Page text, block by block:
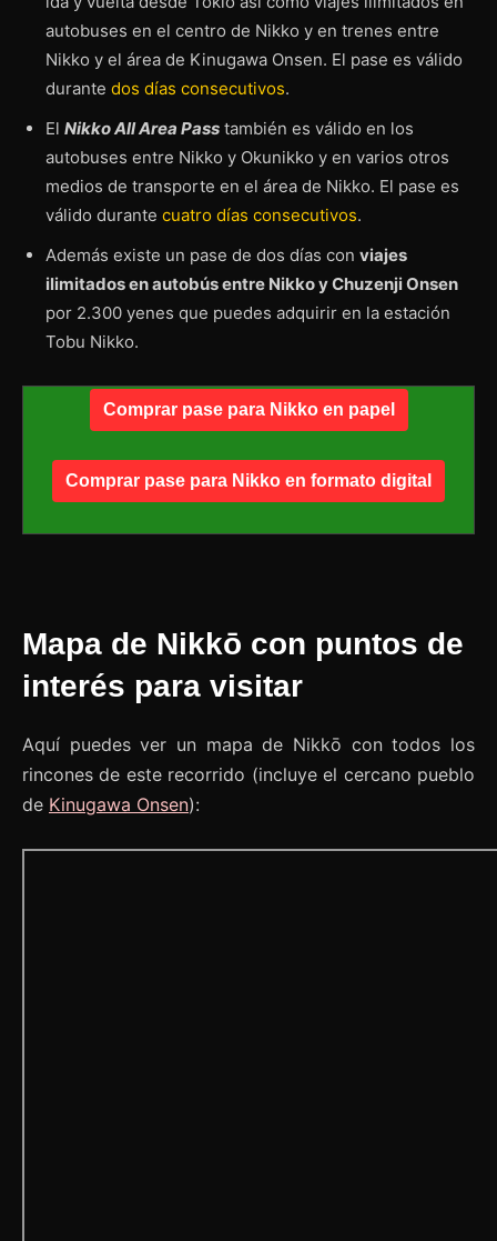
autobuses en el centro de Nikko y en trenes entre
Nikko y el área de Kinugawa Onsen. El pase es válido
durante dos días consecutivos.
El Nikko All Area Pass también es válido en los
autobuses entre Nikko y Okunikko y en varios otros
medios de transporte en el área de Nikko. El pase es
válido durante cuatro días consecutivos.
Además existe un pase de dos días con viajes
ilimitados en autobús entre Nikko y Chuzenji Onsen
por 2.300 yenes que puedes adquirir en la estación
Tobu Nikko.
Comprar pase para Nikko en papel
Comprar pase para Nikko en formato digital
Mapa de Nikkō con puntos de
interés para visitar
Aquí puedes ver un mapa de Nikkō con todos los
rincones de este recorrido (incluye el cercano pueblo
de Kinugawa Onsen):